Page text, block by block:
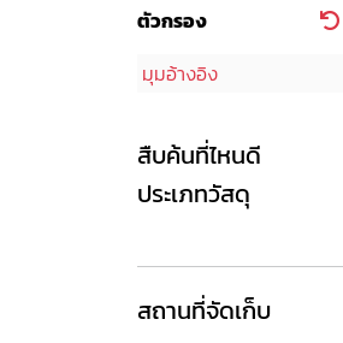
ตัวกรอง
มุมอ้างอิง
สืบค้นที่ไหนดี
ประเภทวัสดุ
สถานที่จัดเก็บ